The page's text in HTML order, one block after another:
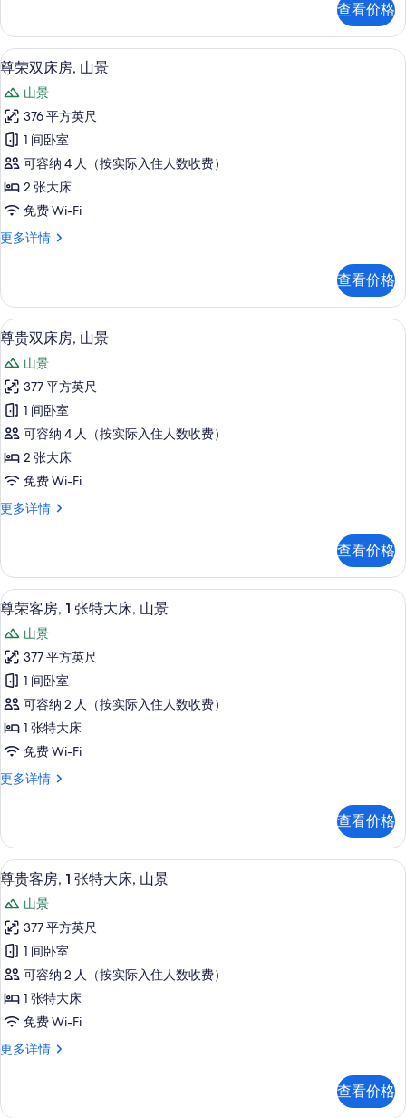
所
有
照
片
房,
山
景
更
多
信
息
查看价格
显
示
尊
荣
双
床
房,
景
所
有
照
片
2
尊荣双床房, 山景
山景
376 平方英尺
1 间卧室
可容纳 4 人（按实际入住人数收费）
2 张大床
免费 Wi-Fi
更多详情
尊
房,
山
景
更
多
信
息
查看价格
显
示
尊
贵
双
床
房,
景
所
有
照
片
3
尊贵双床房, 山景
山景
377 平方英尺
1 间卧室
可容纳 4 人（按实际入住人数收费）
2 张大床
免费 Wi-Fi
更多详情
尊
房,
山
景
更
多
信
息
查看价格
显
示
尊
荣
客
房,
1
张
特
床,
山
景
的
所
有
照
片
尊荣客房, 1 张特大床, 山景 | 熨斗/熨
3
尊荣客房, 1 张特大床, 山景
山景
377 平方英尺
1 间卧室
可容纳 2 人（按实际入住人数收费）
1 张特大床
免费 Wi-Fi
更多详情
尊
1
张
特
大
床,
山
景
更
多
信
息
查看价格
显
示
尊
贵
客
房,
1
张
特
床,
尊贵客房, 1 张特大床, 山景 | 熨斗/熨
3
尊贵客房, 1 张特大床, 山景
山景
377 平方英尺
1 间卧室
可容纳 2 人（按实际入住人数收费）
1 张特大床
免费 Wi-Fi
更多详情
尊
1
查看价格